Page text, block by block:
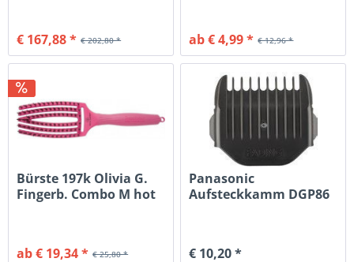
€ 202,80 *
€ 167,88 * € 12,96 *
ab € 4,99 *
Bürste 197k Olivia G.
Fingerb. Combo M hot
€ 25,80 *
ab € 19,34 *
Panasonic
Aufsteckkamm DGP86
€ 10,20 *